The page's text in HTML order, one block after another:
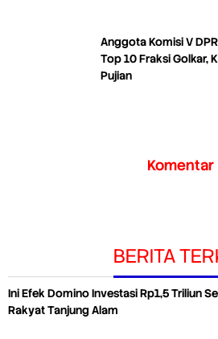
Anggota Komisi V
Top 10 Fraksi Golkar,
Pujian
Komentar
BERITA
Ini Efek Domino Investasi Rp1,5 Triliun
Rakyat Tanjung Alam